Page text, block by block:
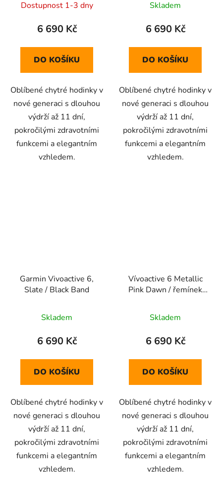
Dostupnost 1-3 dny
6 690 Kč
DO KOŠÍKU
Oblíbené chytré hodinky v
nové generaci s dlouhou
výdrží až 11 dní,
pokročilými zdravotními
funkcemi a elegantním
vzhledem.
Skladem
6 690 Kč
DO KOŠÍKU
Oblíbené chytré hodinky v
nové generaci s dlouhou
výdrží až 11 dní,
pokročilými zdravotními
funkcemi a elegantním
vzhledem.
Garmin Vivoactive 6,
Slate / Black Band
Skladem
6 690 Kč
DO KOŠÍKU
Oblíbené chytré hodinky v
nové generaci s dlouhou
výdrží až 11 dní,
pokročilými zdravotními
funkcemi a elegantním
vzhledem.
Vívoactive 6 Metallic
Pink Dawn / řemínek
Skladem
6 690 Kč
DO KOŠÍKU
Oblíbené chytré hodinky v
nové generaci s dlouhou
výdrží až 11 dní,
pokročilými zdravotními
funkcemi a elegantním
vzhledem.